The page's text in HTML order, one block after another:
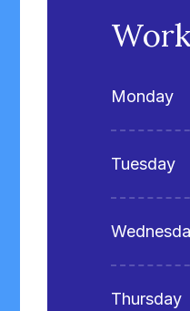
Monday
Tuesday
Thursday